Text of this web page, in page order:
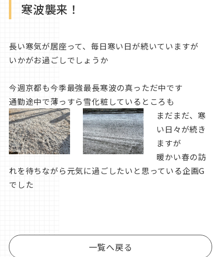
寒波襲来！
長い寒気が居座って、毎日寒い日が続いていますが
いかがお過ごしでしょうか
今週京都も今季最強最長寒波の真っただ中です
通勤途中で薄っすら雪化粧しているところも
まだまだ、寒
い日々が続き
ますが
暖かい春の訪
れを待ちながら元気に過ごしたいと思っている企画G
でした
一覧へ戻る